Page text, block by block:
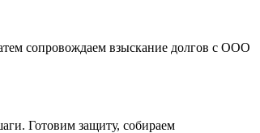
сопровождаем взыскание долгов с ООО
Готовим защиту, собираем